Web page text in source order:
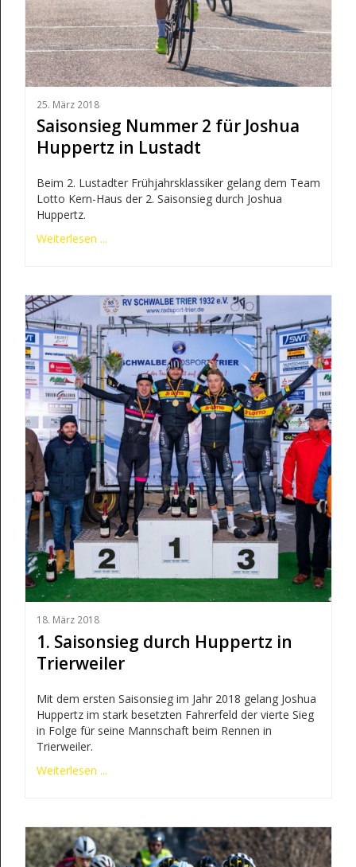
25. März 2018
Saisonsieg Nummer 2 für Joshua
Huppertz in Lustadt
Beim 2. Lustadter Frühjahrsklassiker gelang dem Team
Lotto Kern-Haus der 2. Saisonsieg durch Joshua
Huppertz.
Weiterlesen ...
18. März 2018
1. Saisonsieg durch Huppertz in
Trierweiler
Mit dem ersten Saisonsieg im Jahr 2018 gelang Joshua
Huppertz im stark besetzten Fahrerfeld der vierte Sieg
in Folge für seine Mannschaft beim Rennen in
Trierweiler.
Weiterlesen ...